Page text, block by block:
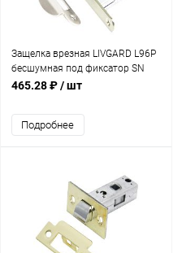
Защелка врезная LIVGARD L96P
бесшумная под фиксатор SN
Матовый никель
465.28 ₽/ шт
Подробнее